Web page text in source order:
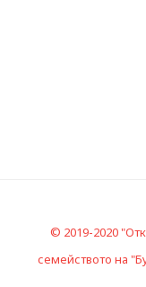
© 2019-2020
семейството на